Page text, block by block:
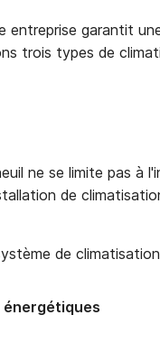
garantit
trois types de
ne se limite pas à
de
de